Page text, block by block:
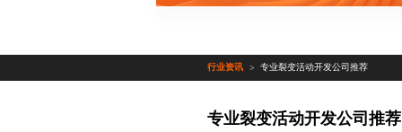
行业资讯 > 专业裂变活动开发公司推荐
专业裂变活动开发公司推荐